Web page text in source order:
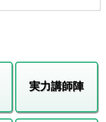
実力講師陣